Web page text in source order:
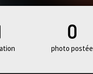
0
photo postée